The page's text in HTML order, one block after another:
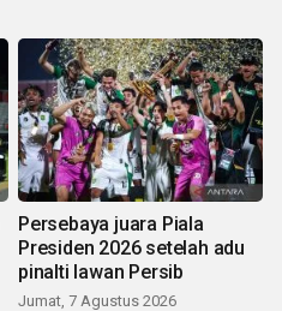
Persebaya juara Piala
Presiden 2026 setelah adu
pinalti lawan Persib
Jumat, 7 Agustus 2026